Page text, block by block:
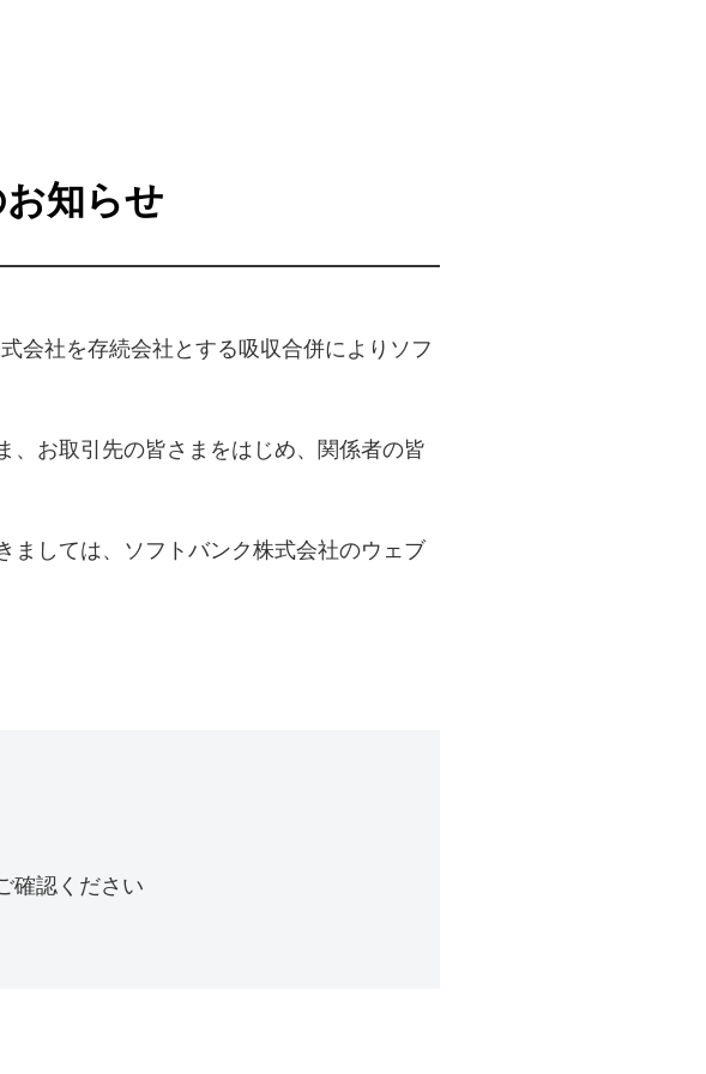
知らせ
会社を存続会社とする吸収合併によりソフ
、お取引先の皆さまをはじめ、関係者の皆
ましては、ソフトバンク株式会社のウェブ
確認ください